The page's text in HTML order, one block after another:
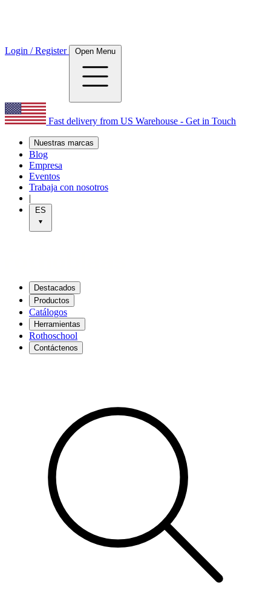
Login / Register Open Menu
Fast delivery from US Warehouse - Get in Touch
Nuestras marcas
Blog
Empresa
Eventos
Trabaja con nosotros
|
ES
Destacados
Productos
Catálogos
Herramientas
Rothoschool
Contáctenos